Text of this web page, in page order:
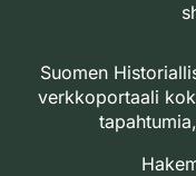
Suomen
verkkoportaali